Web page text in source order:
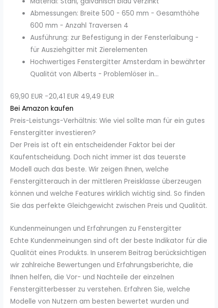
Abmessungen: Breite 500 - 650 mm - Gesamthöhe
600 mm - Anzahl Traversen 4
Ausführung: zur Befestigung in der Fensterlaibung -
für Ausziehgitter mit Zierelementen
Hochwertiges Fenstergitter Amsterdam in bewährter
Qualität von Alberts - Problemlöser in...
69,90 EUR −20,41 EUR 49,49 EUR
Bei Amazon kaufen
Preis-Leistungs-Verhältnis: Wie viel sollte man für ein gutes
Fenstergitter investieren?
Der Preis ist oft ein entscheidender Faktor bei der
Kaufentscheidung. Doch nicht immer ist das teuerste
Modell auch das beste. Wir zeigen Ihnen, welche
Fenstergitterauch in der mittleren Preisklasse überzeugen
können und welche Features wirklich wichtig sind. So finden
Sie das perfekte Gleichgewicht zwischen Preis und Qualität.
Kundenmeinungen und Erfahrungen zu Fenstergitter
Echte Kundenmeinungen sind oft der beste Indikator für die
Qualität eines Produkts. In unserem Beitrag berücksichtigen
wir zahlreiche Bewertungen und Erfahrungsberichte, die
Ihnen helfen, die Vor- und Nachteile der einzelnen
Fenstergitterbesser zu verstehen. Erfahren Sie, welche
Modelle von Nutzern am besten bewertet wurden und